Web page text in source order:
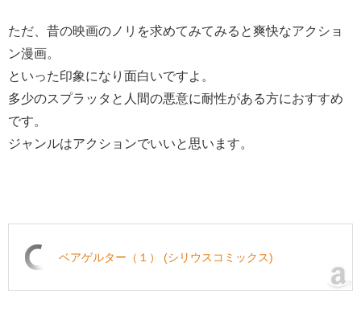
ただ、昔の映画のノリを求めてみてみると爽快なアクショ
ン漫画。
といった印象になり面白いですよ。
多少のスプラッタと人間の悪意に耐性がある方におすすめ
です。
ジャンルはアクションでいいと思います。
ベアゲルター（１） (シリウスコミックス)